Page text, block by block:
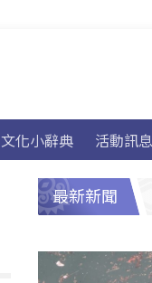
文化小辭典 活動訊息
最新新聞